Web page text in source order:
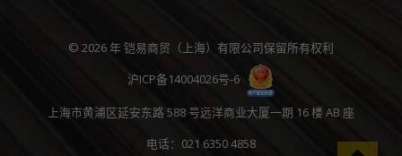
© 2026 年 铠易商贸（上海）有限公司保留所有权利
沪ICP备14004026号-6
上海市黄浦区延安东路 588 号远洋商业大厦一期 16 楼 AB 座
电话：021 6350 4858